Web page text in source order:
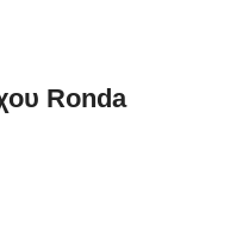
Ronda